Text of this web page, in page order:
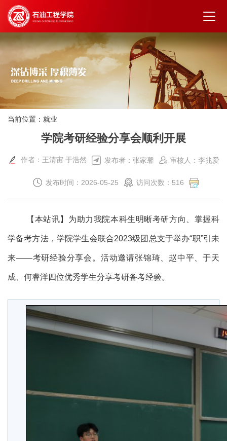
当前位置： 就业
学院考研经验分享会顺利开展
作者：王清宙 于浩然 发布者：张家馨 审核人：李兆爱
发布时间：2026-05-25 访问次数： 516
【本站讯】为助力我院本科生明晰考研方向、掌握科
学备考方法， 学院学生会联合2023级团总支于举办“职”引未
来——考研经验分享会。活动邀请张锦琦、赵中平、于天
成、何睿洋四位优秀学生分享考研备考经验。